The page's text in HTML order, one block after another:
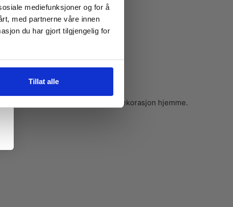
mediefunksjoner og for å
med partnerne våre innen
du har gjort tilgjengelig for
Tillat alle
rammes inn og brukes som dekorasjon hjemme.